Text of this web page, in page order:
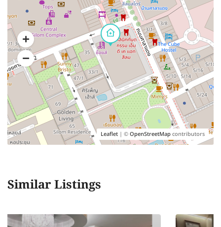
Leaflet | ©OpenStreetMapcontributors
Similar Listings